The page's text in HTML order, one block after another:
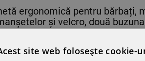
ergonomică pentru bărbați,
și velcro, două
site web folosește cookie-